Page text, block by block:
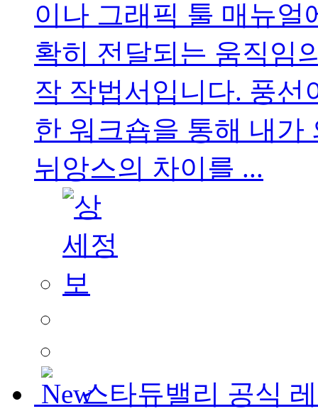
이나 그래픽 툴 매뉴얼
확히 전달되는 움직임
작 작법서입니다. 풍선
한 워크숍을 통해 내가
뉘앙스의 차이를 ...
스타듀밸리 공식